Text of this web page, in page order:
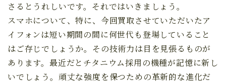
さるとうれしいです。それではいきましょう。
スマホについて、特に、今回買取させていただいたア
イフォンは短い期間の間に何世代も登場していること
はご存じでしょうか。その技術力は目を見張るものが
あります。最近だとチタニウム採用の機種が記憶に新し
いでしょう。頑丈な強度を保つための革新的な進化だ